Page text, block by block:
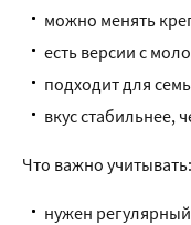
можно менять
есть версии с
подходит для
вкус стабильнее,
Что важно учитывать:
нужен